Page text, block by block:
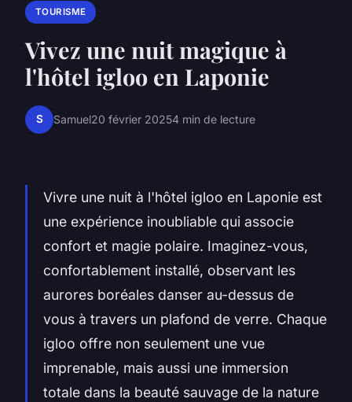
TOURISME
Vivez une nuit magique à
l'hôtel igloo en Laponie
S Samuel20 février 20254 min de lecture
Vivre une nuit à l'hôtel igloo en Laponie est
une expérience inoubliable qui associe
confort et magie polaire. Imaginez-vous,
confortablement installé, observant les
aurores boréales danser au-dessus de
vous à travers un plafond de verre. Chaque
igloo offre non seulement une vue
imprenable, mais aussi une immersion
totale dans la beauté sauvage de la nature